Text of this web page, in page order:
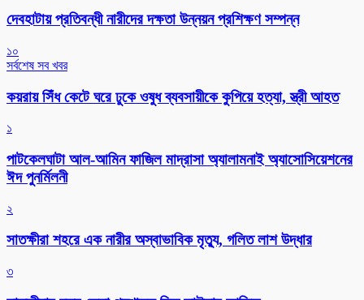
দেবহাটায় প্রতিবন্ধী নারীদের দক্ষতা উন্নয়ন প্রশিক্ষণ সম্পন্ন
১০
সর্বশেষ সব খবর
কয়রায় সিঁধ কেটে ঘরে ঢুকে ওষুধ ব্যবসায়ীকে কুপিয়ে হত্যা, স্ত্রী আহত
১
পাটকেলঘাটা আল-আমিন ফাজিল মাদ্রাসা অ্যালামনাই অ্যাসোসিয়েশনের
ঈদ পুনর্মিলনী
২
সাতক্ষীরা শহরে এক নারীর অস্বাভাবিক মৃত্যু, গলিত লাশ উদ্ধার
৩